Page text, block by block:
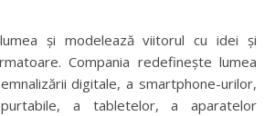
și modelează viitorul cu idei și
Compania redefinește lumea
digitale, a smartphone-urilor,
a tabletelor, a aparatelor